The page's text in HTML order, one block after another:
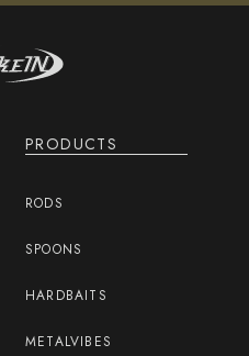
PRODUCTS
RODS
SPOONS
HARDBAITS
METALVIBES